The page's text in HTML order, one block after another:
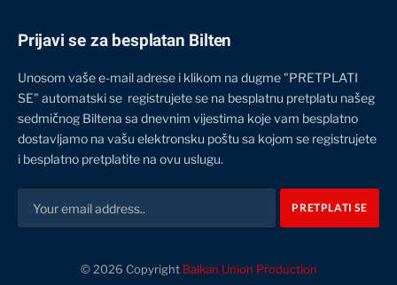
Prijavi se za besplatan Bilten
Unosom vaše e-mail adrese i klikom na dugme "PRETPLATI
SE" automatski se registrujete se na besplatnu pretplatu našeg
sedmičnog Biltena sa dnevnim vijestima koje vam besplatno
dostavljamo na vašu elektronsku poštu sa kojom se registrujete
i besplatno pretplatite na ovu uslugu.
© 2026 Copyright Balkan Union Production